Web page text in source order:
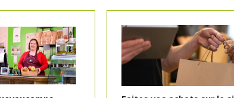
BOULANGERIE / PÂTISSERIE SANS GLUTEN, SANS
BEAUTÉ HUILES ESSENTIELLES MAISON